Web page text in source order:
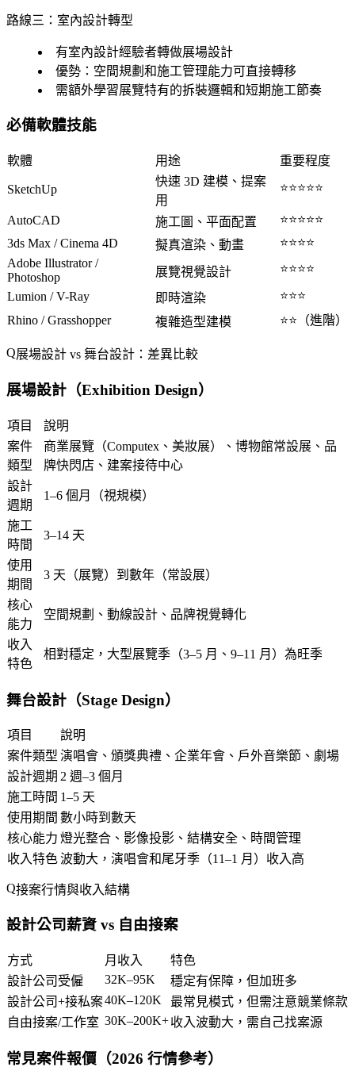
路線三：室內設計轉型
有室內設計經驗者轉做展場設計
優勢：空間規劃和施工管理能力可直接轉移
需額外學習展覽特有的拆裝邏輯和短期施工節奏
必備軟體技能
軟體 用途 重要程度
SketchUp
快速 3D 建模、提案
用
⭐⭐⭐⭐⭐
AutoCAD 施工圖、平面配置
⭐⭐⭐⭐⭐
3ds Max / Cinema 4D
擬真渲染、動畫
⭐⭐⭐⭐
Adobe Illustrator /
Photoshop
展覽視覺設計 ⭐⭐⭐⭐
Lumion / V-Ray 即時渲染
⭐⭐⭐
Rhino / Grasshopper
複雜造型建模 ⭐⭐（進階）
展場設計 vs 舞台設計：差異比較
展場設計（Exhibition Design）
項目
說明
案件
類型
商業展覽（Computex、美妝展）、博物館常設展、品
牌快閃店、建案接待中心
設計
週期
1–6 個月（視規模）
施工
時間
3–14 天
使用
期間
3 天（展覽）到數年（常設展）
核心
能力
空間規劃、動線設計、品牌視覺轉化
收入
特色
相對穩定，大型展覽季（3–5 月、9–11 月）為旺季
舞台設計（Stage Design）
項目
說明
案件類型 演唱會、頒獎典禮、企業年會、戶外音樂節、劇場
設計週期 2 週–3 個月
施工時間 1–5 天
使用期間 數小時到數天
核心能力 燈光整合、影像投影、結構安全、時間管理
收入特色波動大，演唱會和尾牙季（11–1 月）收入高
接案行情與收入結構
設計公司薪資 vs 自由接案
方式 月收入
特色
設計公司受僱
32K–95K
穩定有保障，但加班多
設計公司+接私案40K–120K
最常見模式，但需注意競業條款
自由接案/工作室 30K–200K+收入波動大，需自己找案源
常見案件報價（2026 行情參考）